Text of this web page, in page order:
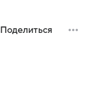
Поделиться